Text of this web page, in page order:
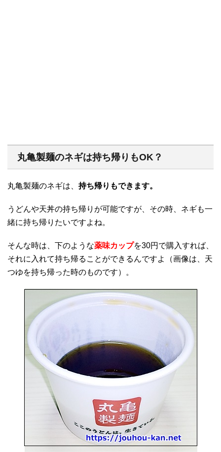
丸亀製麺のネギは持ち帰りもOK？
丸亀製麺のネギは、 持ち帰りもできます。
うどんや天丼の持ち帰りが可能ですが、その時、ネギも一
緒に持ち帰りたいですよね。
そんな時は、下のような薬味カップを30円で購入すれば、
それに入れて持ち帰ることができるんですよ（画像は、天
つゆを持ち帰った時のものです）。